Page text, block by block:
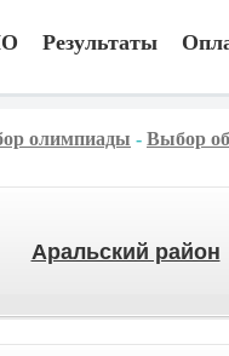
Результаты
олимпиады - Выбор
Аральский район